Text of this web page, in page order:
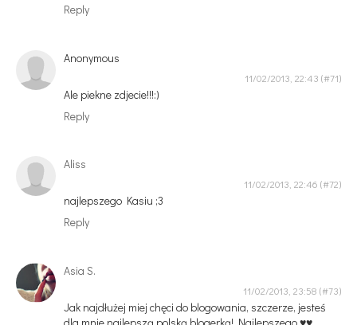
Reply
Anonymous
11/02/2013, 22:43
Ale piekne zdjecie!!!:)
Reply
Aliss
11/02/2013, 22:46
najlepszego Kasiu ;3
Reply
Asia S.
11/02/2013, 23:58
Jak najdłużej miej chęci do blogowania, szczerze, jesteś